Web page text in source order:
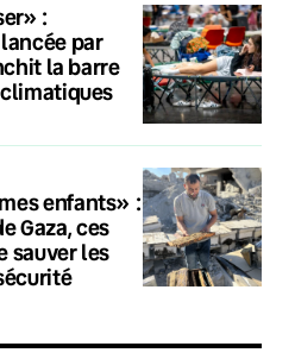
:
par
la barre
enfants» :
Gaza, ces
sauver les